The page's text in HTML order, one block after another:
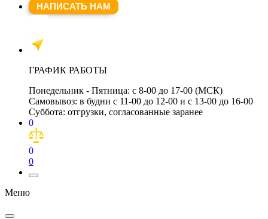
НАПИСАТЬ НАМ
ГРАФИК РАБОТЫ
Понедельник - Пятница: с 8-00 до 17-00 (МСК)
Самовывоз: в будни с 11-00 до 12-00 и с 13-00 до 16-00
Суббота: отгрузки, согласованные заранее
0
0
0
Меню